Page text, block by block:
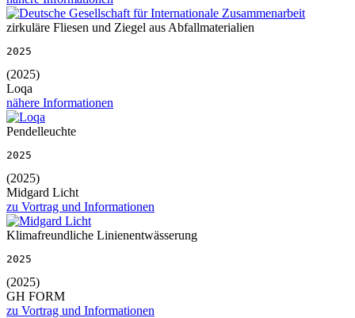
zirkuläre Fliesen und Ziegel aus Abfallmaterialien
2025
(2025)
Loqa
nähere Informationen
Pendelleuchte
2025
(2025)
Midgard Licht
zu Vortrag und Informationen
Klimafreundliche Linienentwässerung
2025
(2025)
GH FORM
zu Vortrag und Informationen